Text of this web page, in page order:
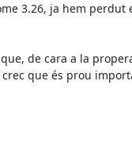
3.26, ja hem perdut
de cara a la
crec que és prou